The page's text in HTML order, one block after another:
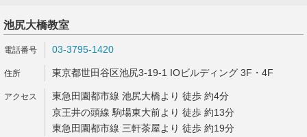
池尻大橋教室
03-3795-1420
東京都世田谷区池尻3-19-1 IOビルディング 3F・4F
東急田園都市線 池尻大橋より 徒歩 約4分
京王井の頭線 駒場東大前より 徒歩 約13分
東急田園都市線 三軒茶屋より 徒歩 約19分